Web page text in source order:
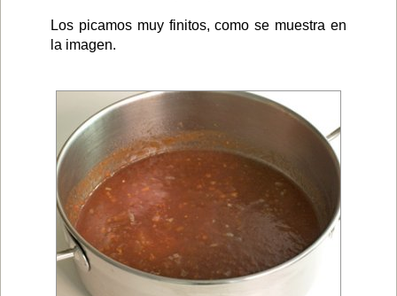
Los picamos muy finitos, como se muestra en
la imagen.